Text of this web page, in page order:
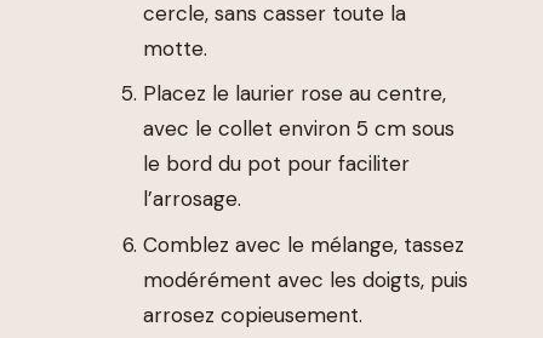
cercle, sans casser toute la
motte.
Placez le laurier rose au centre,
avec le collet environ 5 cm sous
le bord du pot pour faciliter
l’arrosage.
Comblez avec le mélange, tassez
modérément avec les doigts, puis
arrosez copieusement.